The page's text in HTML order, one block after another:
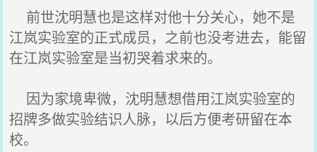
前世沈明慧也是这样对他十分关心，她不是
江岚实验室的正式成员，之前也没考进去，能留
在江岚实验室是当初哭着求来的。
因为家境卑微，沈明慧想借用江岚实验室的
招牌多做实验结识人脉，以后方便考研留在本
校。